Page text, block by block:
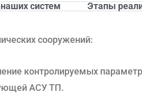
систем Этапы
сооружений:
контролируемых
АСУ ТП.